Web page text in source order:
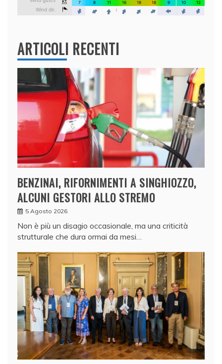
ARTICOLI RECENTI
BENZINAI, RIFORNIMENTI A SINGHIOZZO,
ALCUNI GESTORI ALLO STREMO
5 Agosto 2026
Non è più un disagio occasionale, ma una criticità
strutturale che dura ormai da mesi…